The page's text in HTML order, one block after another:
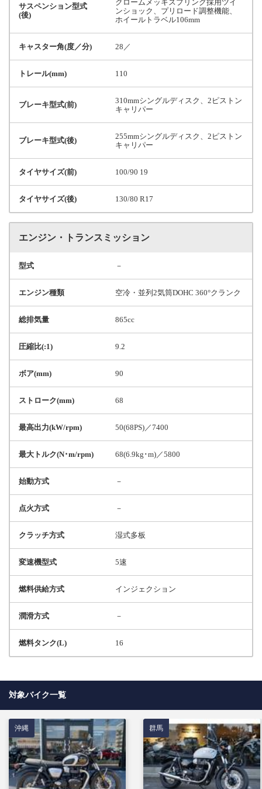
サスペンション型式
(後)
クロームメッキスプリング採用ツイ
ンショック、プリロード調整機能、
ホイールトラベル106mm
キャスター角(度／分) 28／
トレール(mm) 110
ブレーキ型式(前)
310mmシングルディスク、2ピストン
キャリパー
ブレーキ型式(後)
255mmシングルディスク、2ピストン
キャリパー
タイヤサイズ(前) 100/90 19
タイヤサイズ(後) 130/80 R17
エンジン・トランスミッション
型式 －
エンジン種類 空冷・並列2気筒DOHC 360°クランク
総排気量 865cc
圧縮比(:1) 9.2
ボア(mm) 90
ストローク(mm) 68
最高出力(kW/rpm) 50(68PS)／7400
最大トルク(N･m/rpm) 68(6.9kg･m)／5800
始動方式 －
点火方式 －
クラッチ方式 湿式多板
変速機型式 5速
燃料供給方式 インジェクション
潤滑方式 －
燃料タンク(L) 16
対象バイク一覧
沖縄 群馬